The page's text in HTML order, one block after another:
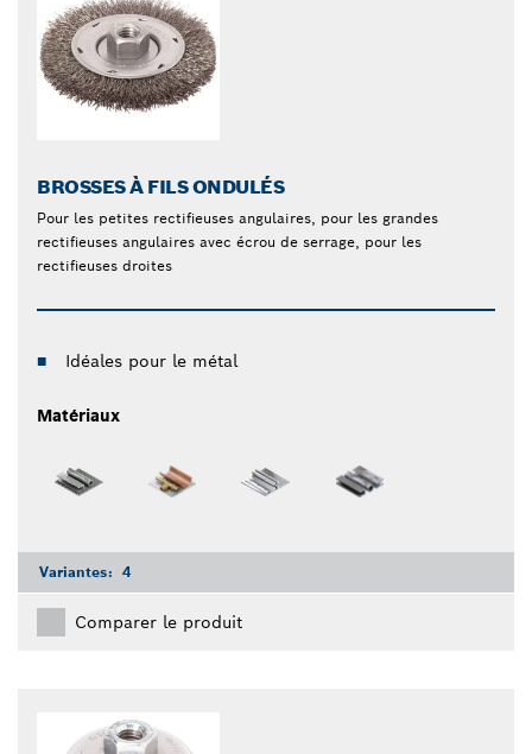
BROSSES À FILS ONDULÉS
Pour les petites rectifieuses angulaires, pour les grandes
rectifieuses angulaires avec écrou de serrage, pour les
rectifieuses droites
Idéales pour le métal
Matériaux
Variantes: 4
Comparer le produit